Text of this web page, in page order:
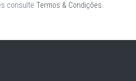
consulte Termos & Condições.